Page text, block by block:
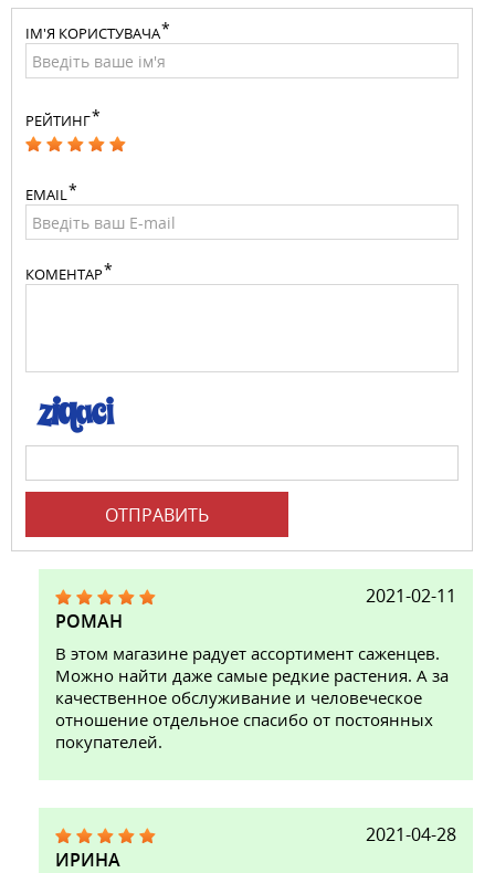
ІМ'Я КОРИСТУВАЧА
РЕЙТИНГ
EMAIL
КОМЕНТАР
ОТПРАВИТЬ
2021-02-11
РОМАН
В этом магазине радует ассортимент саженцев.
Можно найти даже самые редкие растения. А за
качественное обслуживание и человеческое
отношение отдельное спасибо от постоянных
покупателей.
2021-04-28
ИРИНА